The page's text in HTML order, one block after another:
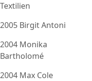
Textilien
2005 Birgit Antoni
2004 Monika
Bartholomé
2004 Max Cole